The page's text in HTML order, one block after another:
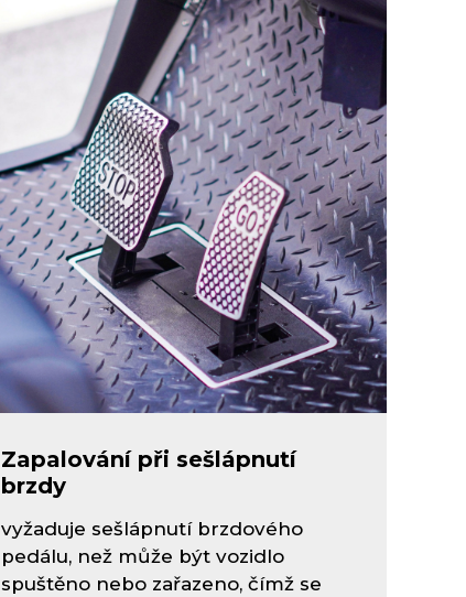
Zapalování při sešlápnutí
brzdy
vyžaduje sešlápnutí brzdového
pedálu, než může být vozidlo
spuštěno nebo zařazeno, čímž se